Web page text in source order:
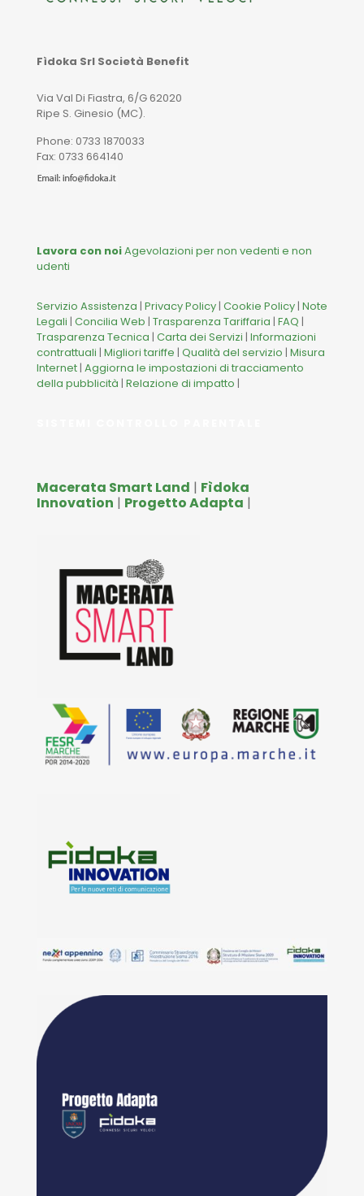
Fìdoka Srl Società Benefit
Via Val Di Fiastra, 6/G 62020
Ripe S. Ginesio (MC).
Phone: 0733 1870033
Fax: 0733 664140
Lavora con noiAgevolazioni per non vedenti e non
udenti
Servizio Assistenza | Privacy Policy| Cookie Policy| Note
Legali | Concilia Web | Trasparenza Tariffaria | FAQ |
Trasparenza Tecnica | Carta dei Servizi | Informazioni
contrattuali | Migliori tariffe | Qualità del servizio | Misura
Internet| Aggiorna le impostazioni di tracciamento
della pubblicità | Relazione di impatto |
Macerata Smart Land | Fìdoka
Innovation | Progetto Adapta |